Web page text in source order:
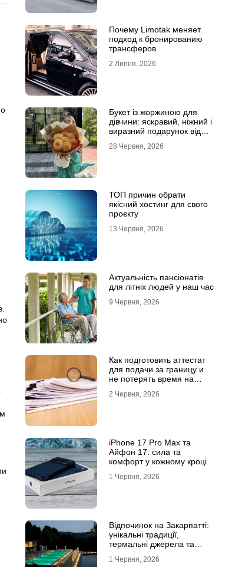
Почему Limotak меняет
подход к бронированию
трансферов
2 Липня, 2026
Букет із жоржиною для
дівчини: яскравий, ніжний і
виразний подарунок від
28 Червня, 2026
ТОП причин обрати
якісний хостинг для свого
проєкту
13 Червня, 2026
Актуальність пансіонатів
для літніх людей у наш час
9 Червня, 2026
Как подготовить аттестат
для подачи за границу и
не потерять время на
2 Червня, 2026
iPhone 17 Pro Max та
Айфон 17: сила та
комфорт у кожному кроці
1 Червня, 2026
Відпочинок на Закарпатті:
унікальні традиції,
термальні джерела та
1 Червня, 2026